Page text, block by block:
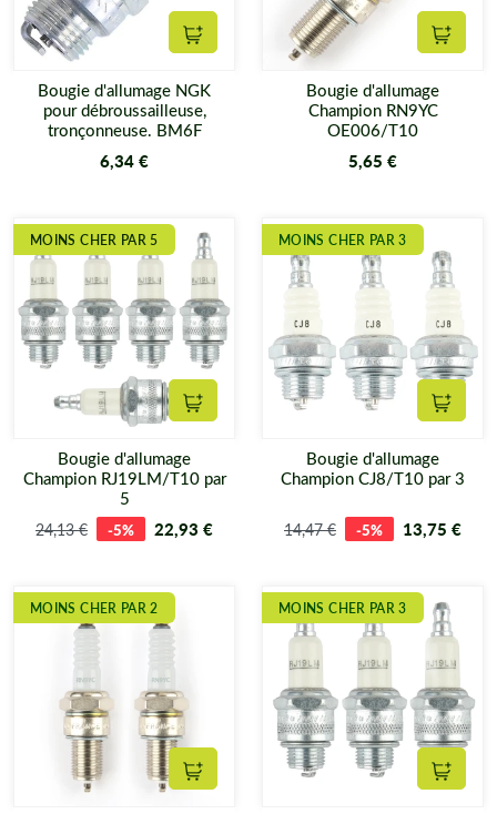
Ajouter au panier
Bougie d'allumage NGK
pour débroussailleuse,
tronçonneuse. BM6F
6,34 €
Bougie d'allumage
Champion RN9YC
OE006/T10
5,65 €
MOINS CHER PAR 5
Ajouter au panier
Bougie d'allumage
Champion RJ19LM/T10 par
5
24,13 € -5% 22,93 €
MOINS CHER PAR 3
Bougie d'allumage
Champion CJ8/T10 par 3
14,47 € -5% 13,75 €
MOINS CHER PAR 2
Ajouter au panier
MOINS CHER PAR 3